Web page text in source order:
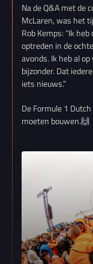
Na de Q&A met de
McLaren, was het
Rob Kemps: “Ik
optreden in de
avonds. Ik heb al
bijzonder. Dat
iets nieuws.”
De Formule 1
moeten bouwen.🙌